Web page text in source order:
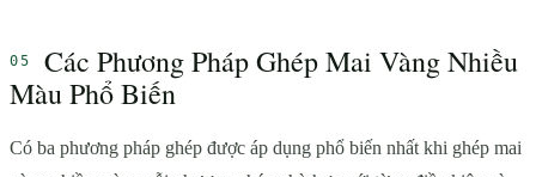
Các Phương Pháp Ghép Mai Vàng Nhiều
Màu Phổ Biến
Có ba phương pháp ghép được áp dụng phổ biến nhất khi ghép mai